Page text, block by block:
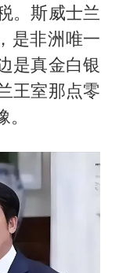
。斯威士兰
是非洲唯一
是真金白银
王室那点零